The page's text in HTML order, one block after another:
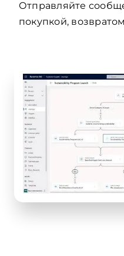
Отправляйте
покупкой,